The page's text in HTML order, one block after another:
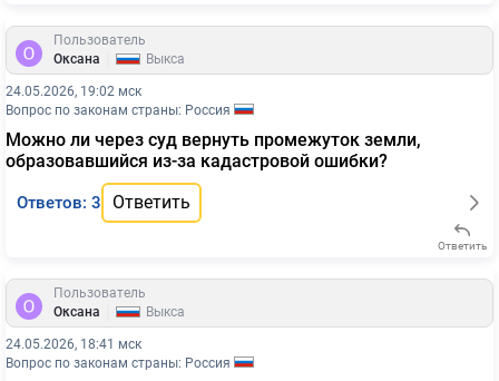
Пользователь
Оксана
Выкса
24.05.2026, 19:02 мск
Вопрос по законам страны: Россия
Можно ли через суд вернуть промежуток земли,
образовавшийся из-за кадастровой ошибки?
Ответов: 3 Ответить
Ответить
Пользователь
Оксана
Выкса
24.05.2026, 18:41 мск
Вопрос по законам страны: Россия